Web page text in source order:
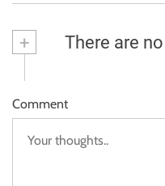
+ There are
Comment